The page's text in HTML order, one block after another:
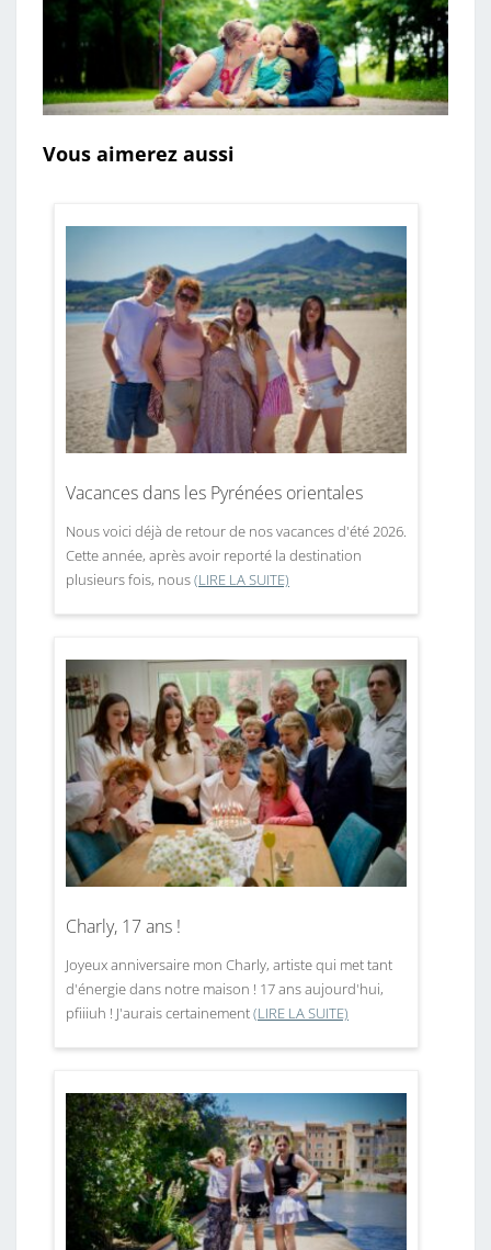
Vous aimerez aussi
Vacances dans les Pyrénées orientales
Nous voici déjà de retour de nos vacances d'été 2026.
Cette année, après avoir reporté la destination
plusieurs fois, nous(LIRE LA SUITE)
Charly, 17 ans !
Joyeux anniversaire mon Charly, artiste qui met tant
d'énergie dans notre maison ! 17 ans aujourd'hui,
pfiiiuh ! J'aurais certainement(LIRE LA SUITE)